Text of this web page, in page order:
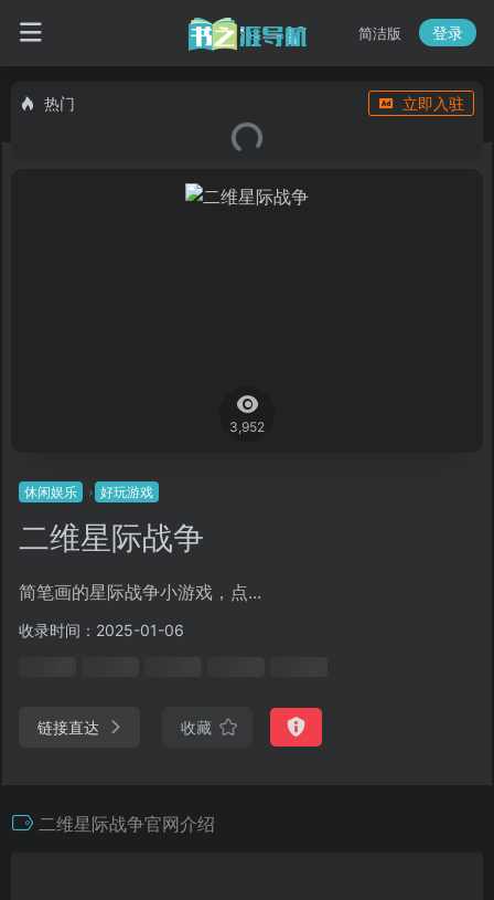
简洁版 登录
热门 立即入驻
3,952
休闲娱乐 好玩游戏
二维星际战争
简笔画的星际战争小游戏，点...
收录时间：2025-01-06
链接直达 收藏
二维星际战争官网介绍